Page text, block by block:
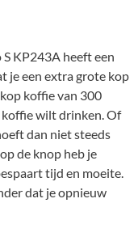
KP243A heeft een
je een extra grote kop
koffie van 300
koffie wilt drinken. Of
dan niet steeds
de knop heb je
tijd en moeite.
dat je opnieuw